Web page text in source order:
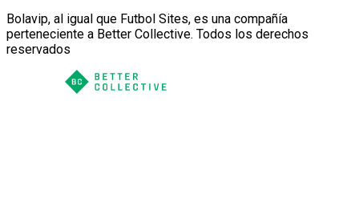
Bolavip, al igual que Futbol Sites, es una compañía
perteneciente a Better Collective. Todos los derechos
reservados